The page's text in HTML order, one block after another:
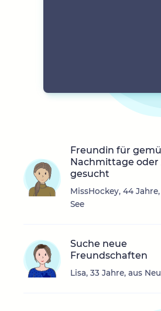
Freundin für
Nachmittage oder
gesucht
MissHockey, 44
See
Suche neue
Freundschaften
Lisa, 33 Jahre, aus